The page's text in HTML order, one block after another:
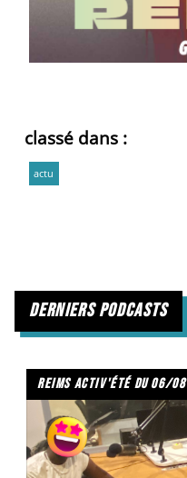
classé dans :
actu
derniers podcasts
reims activ'été du 06/08